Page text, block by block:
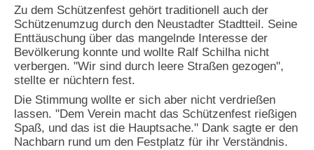
Zu dem Schützenfest gehört traditionell auch der
Schützenumzug durch den Neustadter Stadtteil. Seine
Enttäuschung über das mangelnde Interesse der
Bevölkerung konnte und wollte Ralf Schilha nicht
verbergen. "Wir sind durch leere Straßen gezogen",
stellte er nüchtern fest.
Die Stimmung wollte er sich aber nicht verdrießen
lassen. "Dem Verein macht das Schützenfest rießigen
Spaß, und das ist die Hauptsache." Dank sagte er den
Nachbarn rund um den Festplatz für ihr Verständnis.